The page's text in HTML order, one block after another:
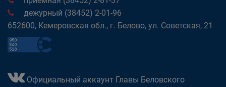
дежурный (38452) 2-01-96
652600, Кемеровская обл., г. Белово, ул. Советская, 21
Официальный аккаунт Главы Беловского